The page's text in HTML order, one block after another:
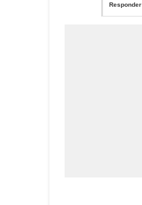
Responder